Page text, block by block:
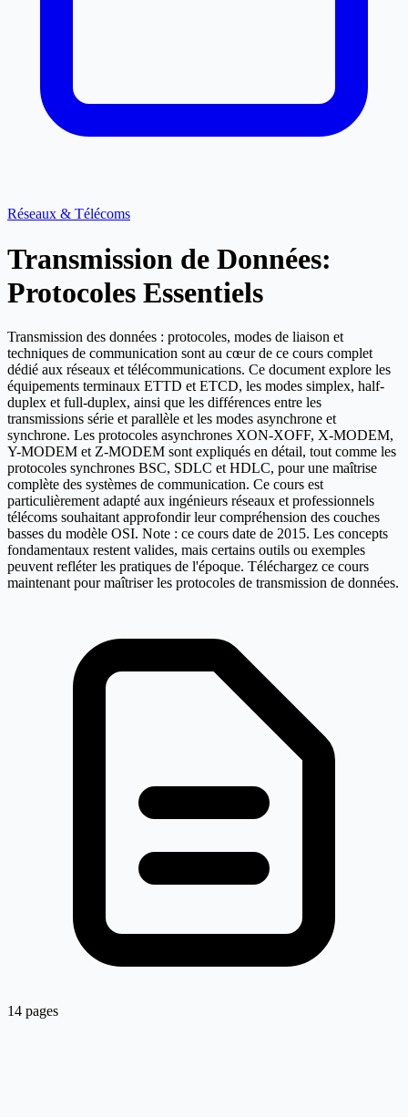
Réseaux & Télécoms
Transmission de Données:
Protocoles Essentiels
Transmission des données : protocoles, modes de liaison et
techniques de communication sont au cœur de ce cours complet
dédié aux réseaux et télécommunications. Ce document explore les
équipements terminaux ETTD et ETCD, les modes simplex, half-
duplex et full-duplex, ainsi que les différences entre les
transmissions série et parallèle et les modes asynchrone et
synchrone. Les protocoles asynchrones XON-XOFF, X-MODEM,
Y-MODEM et Z-MODEM sont expliqués en détail, tout comme les
protocoles synchrones BSC, SDLC et HDLC, pour une maîtrise
complète des systèmes de communication. Ce cours est
particulièrement adapté aux ingénieurs réseaux et professionnels
télécoms souhaitant approfondir leur compréhension des couches
basses du modèle OSI. Note : ce cours date de 2015. Les concepts
fondamentaux restent valides, mais certains outils ou exemples
peuvent refléter les pratiques de l'époque. Téléchargez ce cours
maintenant pour maîtriser les protocoles de transmission de données.
14 pages